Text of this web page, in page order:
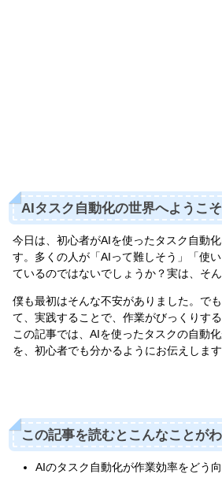
AIタスク自動化の世界へようこそ
今日は、初心者がAIを使ったタスク自動
す。多くの人が「AIって難しそう」「使
ているのではないでしょうか？実は、そ
僕も最初はそんな不安がありました。で
て、実践することで、作業がびっくりす
この記事では、AIを使ったタスクの自動
を、初心者でも分かるようにお伝えします
この記事を読むとこんなことがわ
AIのタスク自動化が作業効率をどう